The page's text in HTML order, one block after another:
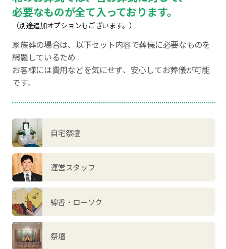
必要なものが全て入っております。
（別途追加オプションもございます。）
家族葬の場合は、以下セット内容で葬儀に必要なものを
網羅しているため
お客様には費用などを気にせず、安心してお葬儀が可能
です。
自宅祭壇
運営スタッフ
線香・ローソク
祭壇